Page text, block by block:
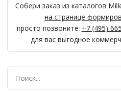
Собери заказ из каталогов
на странице
просто позвоните: +7 (495)
для вас выгодное